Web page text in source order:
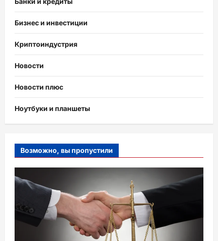
Бизнес и инвестиции
Криптоиндустрия
Новости
Новости плюс
Ноутбуки и планшеты
Возможно, вы пропустили